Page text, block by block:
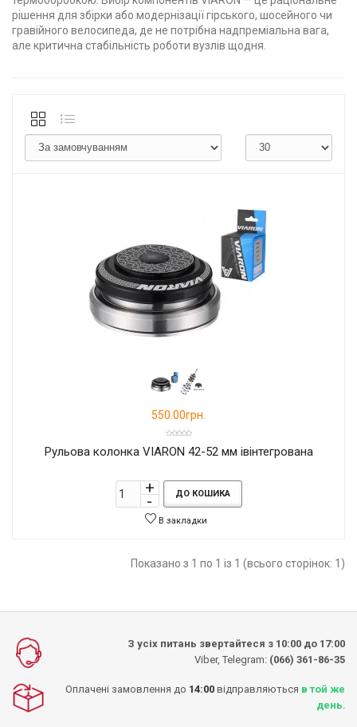
рішення для збірки або модернізації гірського, шосейного чи
гравійного велосипеда, де не потрібна надпреміальна вага,
але критична стабільність роботи вузлів щодня.
550.00грн.
Рульова колонка VIARON 42-52 мм івінтегрована
ДО КОШИКА
В закладки
Показано з 1 по 1 із 1 (всього сторінок: 1)
З усіх питань звертайтеся з 10:00 до 17:00
Viber, Telegram: (066) 361-86-35
Оплачені замовлення до 14:00 відправляються в той же
день